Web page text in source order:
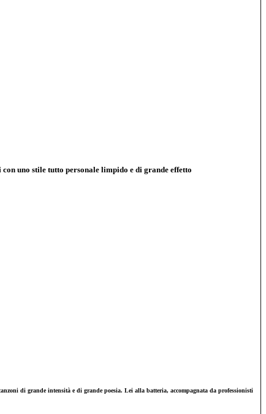
uno stile tutto personale limpido e di grande effetto
di grande intensità e di grande poesia. Lei alla batteria, accompagnata da professionisti